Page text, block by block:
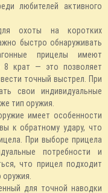
любителей активного
охоты на коротких
быстро обнаруживать
прицелы имеют
8 крат — это позволяет
точный выстрел. При
свои индивидуальные
тип оружия.
имеет особенности
к обратному удару, что
При выборе прицела
потребности и
что прицел подходит
оружия.
для точной наводки